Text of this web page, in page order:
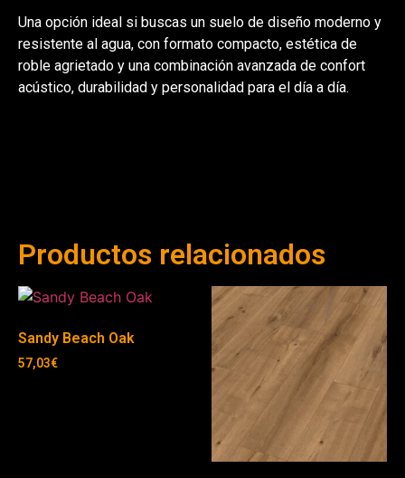
Una opción ideal si buscas un suelo de diseño moderno y
resistente al agua, con formato compacto, estética de
roble agrietado y una combinación avanzada de confort
acústico, durabilidad y personalidad para el día a día.
Productos relacionados
Sandy Beach Oak
57,03€